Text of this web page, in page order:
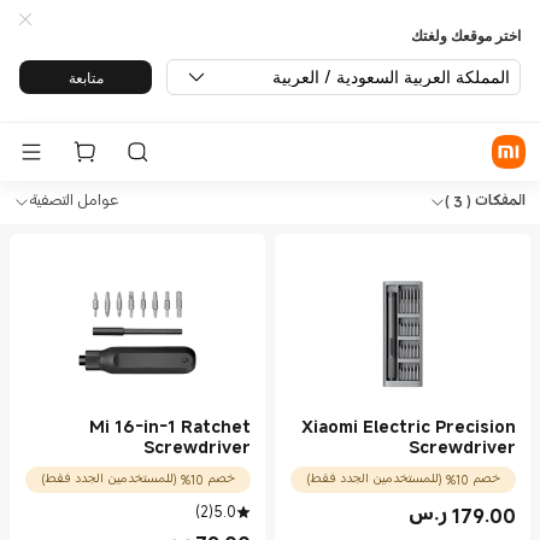
اختر موقعك ولغتك
المملكة العربية السعودية / العربية متابعة
Shop الأدوات المفكات in Xiaomi Mi Saudi Arabia Official Store
المفكات ( 3 ) عوامل التصفية Shop الأدوات المفكات in Xiaomi Mi Saudi Arabia Official Store
Xiaomi Electric Precision
Screwdriver
خصم 10% (للمستخدمين الجدد فقط)
179.00ر.سCurrent Price ر.س179.00
Mi 16-in-1 Ratchet
Screwdriver
خصم 10% (للمستخدمين الجدد فقط)
5.0
(
2
)